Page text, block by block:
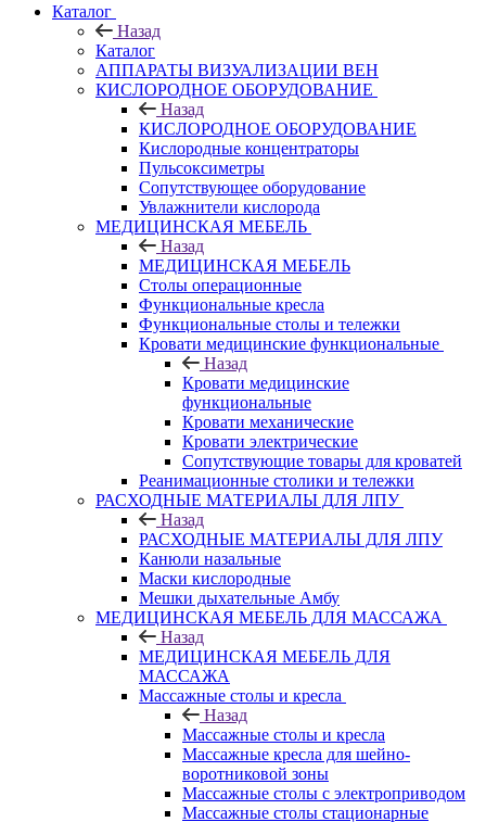
Каталог
Назад
Каталог
АППАРАТЫ ВИЗУАЛИЗАЦИИ ВЕН
КИСЛОРОДНОЕ ОБОРУДОВАНИЕ
Назад
КИСЛОРОДНОЕ ОБОРУДОВАНИЕ
Кислородные концентраторы
Пульсоксиметры
Сопутствующее оборудование
Увлажнители кислорода
МЕДИЦИНСКАЯ МЕБЕЛЬ
Назад
МЕДИЦИНСКАЯ МЕБЕЛЬ
Столы операционные
Функциональные кресла
Функциональные столы и тележки
Кровати медицинские функциональные
Назад
Кровати медицинские
функциональные
Кровати механические
Кровати электрические
Сопутствующие товары для кроватей
Реанимационные столики и тележки
РАСХОДНЫЕ МАТЕРИАЛЫ ДЛЯ ЛПУ
Назад
РАСХОДНЫЕ МАТЕРИАЛЫ ДЛЯ ЛПУ
Канюли назальные
Маски кислородные
Мешки дыхательные Амбу
МЕДИЦИНСКАЯ МЕБЕЛЬ ДЛЯ МАССАЖА
Назад
МЕДИЦИНСКАЯ МЕБЕЛЬ ДЛЯ
МАССАЖА
Массажные столы и кресла
Назад
Массажные столы и кресла
Массажные кресла для шейно-
воротниковой зоны
Массажные столы с электроприводом
Массажные столы стационарные